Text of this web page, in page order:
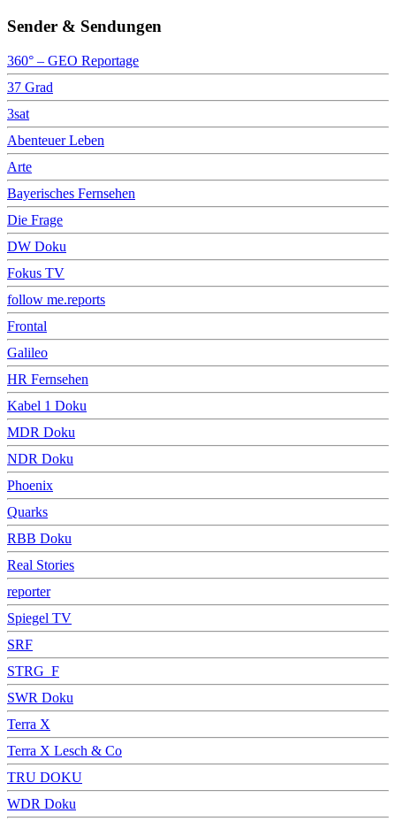
Sender & Sendungen
360° – GEO Reportage
37 Grad
3sat
Abenteuer Leben
Arte
Bayerisches Fernsehen
Die Frage
DW Doku
Fokus TV
follow me.reports
Frontal
Galileo
HR Fernsehen
Kabel 1 Doku
MDR Doku
NDR Doku
Phoenix
Quarks
RBB Doku
Real Stories
reporter
Spiegel TV
SRF
STRG_F
SWR Doku
Terra X
Terra X Lesch & Co
TRU DOKU
WDR Doku